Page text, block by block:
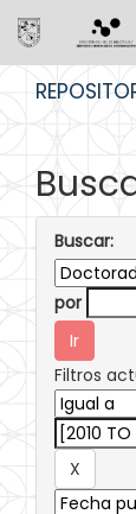
Buscar:
por
Filtros